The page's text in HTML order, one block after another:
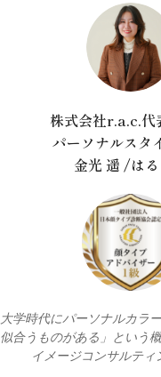
株式会社r.a.c.代
パーソナルスタ
金光 遥 /はる
大学時代にパーソナルカラ
似合うものがある」という
イメージコンサルティ